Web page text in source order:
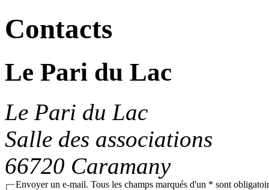
Contacts
Le Pari du Lac
Le Pari du Lac
Salle des associations
66720 Caramany
Envoyer un e-mail. Tous les champs marqués d'un * sont